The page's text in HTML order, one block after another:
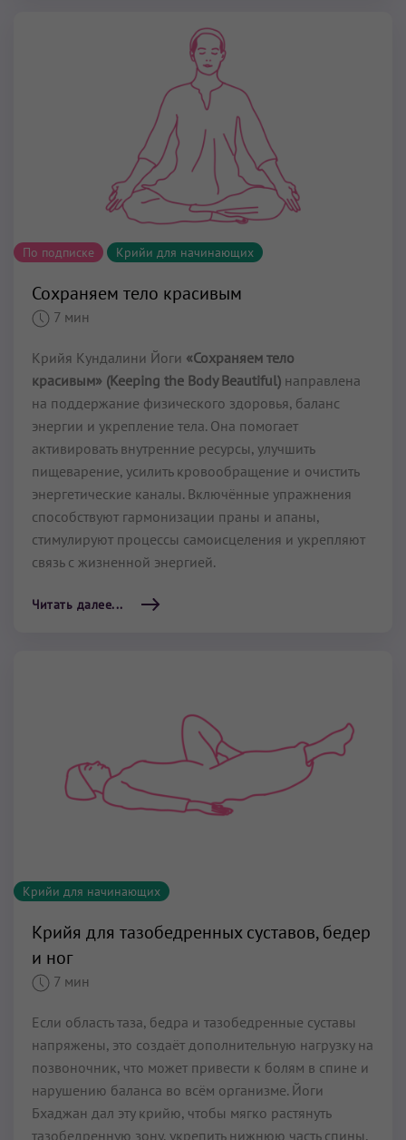
По подписке Крийи для начинающих
Сохраняем тело красивым
7 мин
Крийя Кундалини Йоги «Сохраняем тело
красивым» (Keeping the Body Beautiful) направлена
на поддержание физического здоровья, баланс
энергии и укрепление тела. Она помогает
активировать внутренние ресурсы, улучшить
пищеварение, усилить кровообращение и очистить
энергетические каналы. Включённые упражнения
способствуют гармонизации праны и апаны,
стимулируют процессы самоисцеления и укрепляют
связь с жизненной энергией.
Читать далее...
Крийи для начинающих
Крийя для тазобедренных суставов, бедер
и ног
7 мин
Если область таза, бедра и тазобедренные суставы
напряжены, это создаёт дополнительную нагрузку на
позвоночник, что может привести к болям в спине и
нарушению баланса во всём организме. Йоги
Бхаджан дал эту крийю, чтобы мягко растянуть
тазобедренную зону, укрепить нижнюю часть спины,